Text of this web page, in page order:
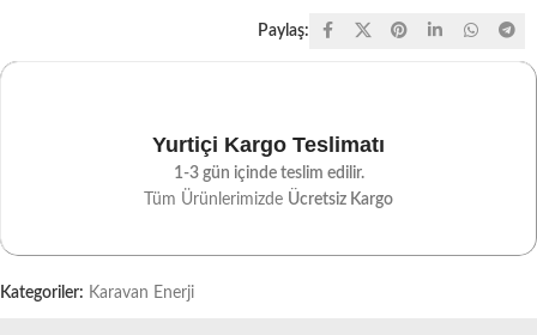
Paylaş:
Yurtiçi Kargo Teslimatı
1-3 gün içinde teslim edilir.
Tüm Ürünlerimizde Ücretsiz Kargo
Kategoriler: Karavan Enerji